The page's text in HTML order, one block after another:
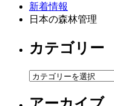
新着情報
日本の森林管理
カテゴリー
カ
ゴ